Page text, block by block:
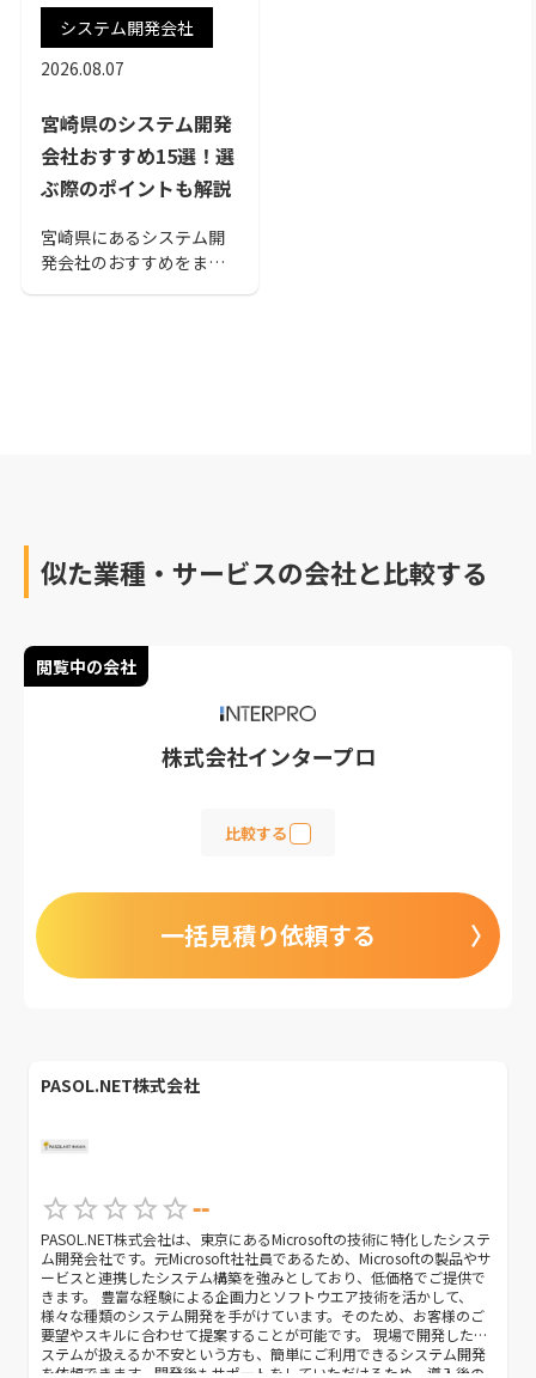
システム開発会社
2026.08.07
宮崎県のシステム開発
会社おすすめ15選！選
ぶ際のポイントも解説
宮崎県にあるシステム開
発会社のおすすめをまと
似た業種・サービスの会社と比較する
閲覧中の会社
株式会社インタープロ
比較する
一括見積り依頼する
PASOL.NET株式会社
--
PASOL.NET株式会社は、東京にあるMicrosoftの技術に特化したシステ
ム開発会社です。元Microsoft社社員であるため、Microsoftの製品やサ
ービスと連携したシステム構築を強みとしており、低価格でご提供で
きます。 豊富な経験による企画力とソフトウエア技術を活かして、
様々な種類のシステム開発を手がけています。そのため、お客様のご
要望やスキルに合わせて提案することが可能です。 現場で開発したシ
ステムが扱えるか不安という方も、簡単にご利用できるシステム開発
を依頼できます。開発後もサポートをしていただけるため、導入後の